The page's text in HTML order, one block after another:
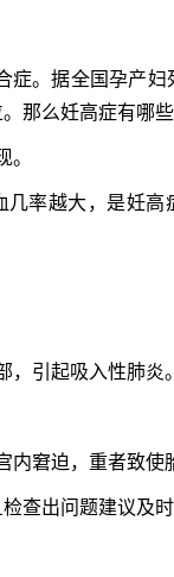
。据全国孕产妇
那么妊高症有哪
率越大，是妊高
引起吸入性肺炎。
窘迫，重者致使
出问题建议及时